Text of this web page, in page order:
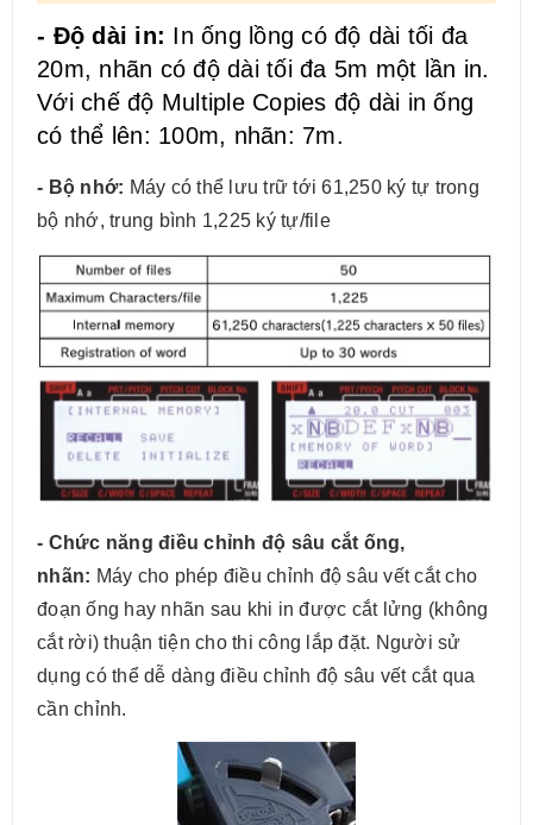
- Độ dài in: In ống lồng có độ dài tối đa
20m, nhãn có độ dài tối đa 5m một lần in.
Với chế độ Multiple Copies độ dài in ống
có thể lên: 100m, nhãn: 7m.
- Bộ nhớ: Máy có thể lưu trữ tới 61,250 ký tự trong
bộ nhớ, trung bình 1,225 ký tự/file
- Chức năng điều chỉnh độ sâu cắt ống,
nhãn: Máy cho phép điều chỉnh độ sâu vết cắt cho
đoạn ống hay nhãn sau khi in được cắt lửng (không
cắt rời) thuận tiện cho thi công lắp đặt. Người sử
dụng có thể dễ dàng điều chỉnh độ sâu vết cắt qua
cần chỉnh.